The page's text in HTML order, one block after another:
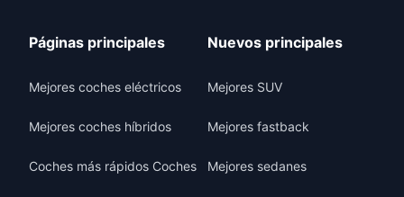
Páginas principales
Mejores coches eléctricos
Mejores coches híbridos
Coches más rápidos Coches
Nuevos principales
Mejores SUV
Mejores fastback
Mejores sedanes